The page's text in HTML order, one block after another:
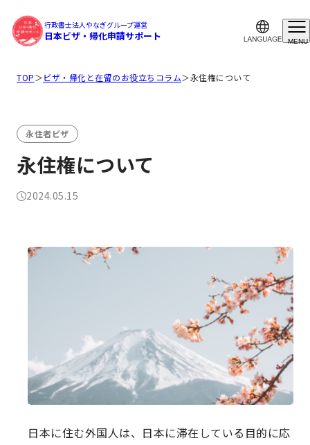
行政書士法人やなぎグループ運営
日本ビザ・帰化申請サポート MENU
TOP＞ビザ・帰化と在留のお役立ちコラム＞永住権について
永住者ビザ
永住権について
2024.05.15
日本に住む外国人は、日本に滞在している目的に応